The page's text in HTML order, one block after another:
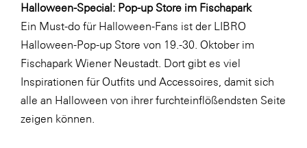
SKINUANCE®
Somfy
Sony DADC
SPIEGLTEC
STIHL Tirol
Halloween-Special: Pop-up Store im Fischapark
Ein Must-do für Halloween-Fans ist der LIBRO
Halloween-Pop-up Store von 19.-30. Oktober im
Fischapark Wiener Neustadt. Dort gibt es viel
Inspirationen für Outfits und Accessoires, damit sich
alle an Halloween von ihrer furchteinflößendsten Seite
zeigen können.